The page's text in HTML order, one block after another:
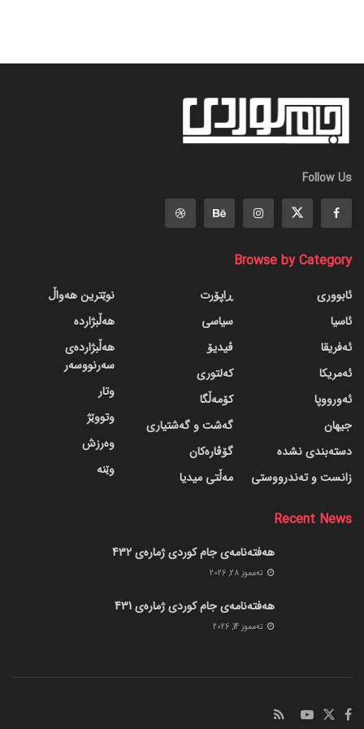
Follow Us
Browse by Category
ئابووری
ئاسیا
ئەفریقا
ئەمریکا
ئەورووپا
جیهان
دسته‌بندی نشده
زانست و تەندرووستی
ڕاپۆرت
سیاسی
ڤیدیۆ
کەلتوری
کۆمەڵگا
گه‌شت و گه‌شتیاری
گۆڤاره‌کان
مەڵتی میدیا
نوێترین هەواڵ
هەڵبژاردە
هەڵبژاردەی
سەرنووسەر
وتار
وتووێژ
وەرزش
وێنە
Recent News
هەفتەنامەی جام کوردی ژمارەی 432
ته‌مموز 28, 2026
هەفتەنامەی جام کوردی ژمارەی 431
ته‌مموز 14, 2026